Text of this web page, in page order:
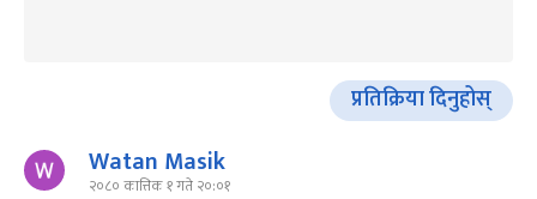
प्रतिक्रिया दिनुहोस्
Watan Masik
२०८० कात्तिक १ गते २०:०१